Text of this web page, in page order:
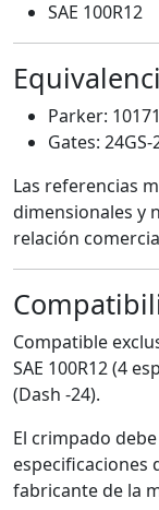
SAE 100R12
Parker:
Gates: 24GS-
Las referencias
dimensionales y
relación
Compatible
SAE 100R12 (4
(Dash -24).
El crimpado
especificaciones
fabricante de la